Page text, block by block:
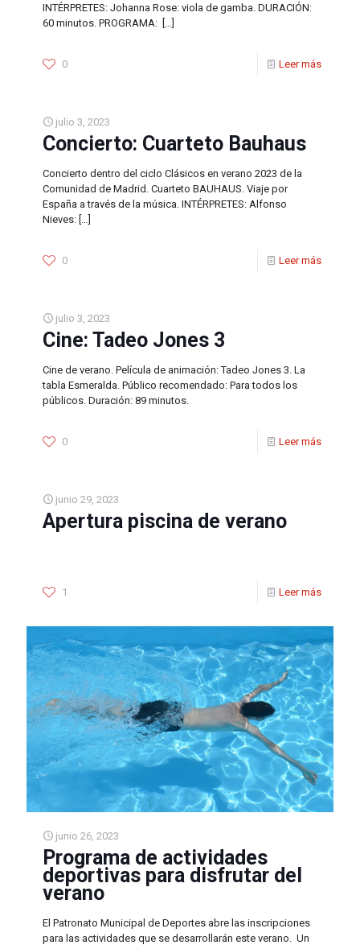
INTÉRPRETES: Johanna Rose: viola de gamba. DURACIÓN:
60 minutos. PROGRAMA: […]
0 Leer más
julio 3, 2023
Concierto: Cuarteto Bauhaus
Concierto dentro del ciclo Clásicos en verano 2023 de la
Comunidad de Madrid. Cuarteto BAUHAUS. Viaje por
España a través de la música. INTÉRPRETES: Alfonso
Nieves: […]
0 Leer más
julio 3, 2023
Cine: Tadeo Jones 3
Cine de verano. Película de animación: Tadeo Jones 3. La
tabla Esmeralda. Público recomendado: Para todos los
públicos. Duración: 89 minutos.
0 Leer más
junio 29, 2023
Apertura piscina de verano
1 Leer más
junio 26, 2023
Programa de actividades
deportivas para disfrutar del
verano
El Patronato Municipal de Deportes abre las inscripciones
para las actividades que se desarrollarán este verano. Un